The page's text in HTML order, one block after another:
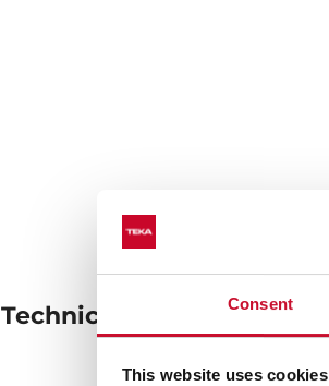
Consent
This website uses cookies
Technické údaje